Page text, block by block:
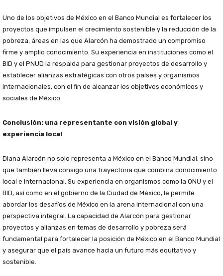
Uno de los objetivos de México en el Banco Mundial es fortalecer los
proyectos que impulsen el crecimiento sostenible y la reducción de la
pobreza, áreas en las que Alarcón ha demostrado un compromiso
firme y amplio conocimiento. Su experiencia en instituciones como el
BID y el PNUD la respalda para gestionar proyectos de desarrollo y
establecer alianzas estratégicas con otros países y organismos
internacionales, con el fin de alcanzar los objetivos económicos y
sociales de México.
Conclusión: una representante con visión global y
experiencia local
Diana Alarcón no solo representa a México en el Banco Mundial, sino
que también lleva consigo una trayectoria que combina conocimiento
local e internacional. Su experiencia en organismos como la ONU y el
BID, así como en el gobierno de la Ciudad de México, le permite
abordar los desafíos de México en la arena internacional con una
perspectiva integral. La capacidad de Alarcón para gestionar
proyectos y alianzas en temas de desarrollo y pobreza será
fundamental para fortalecer la posición de México en el Banco Mundial
y asegurar que el país avance hacia un futuro más equitativo y
sostenible.